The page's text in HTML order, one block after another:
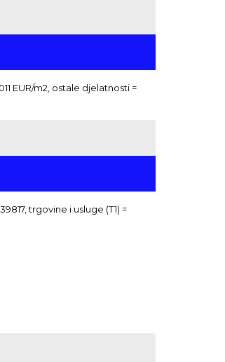
EUR/m2, ostale djelatnosti =
trgovine i usluge (T1) =